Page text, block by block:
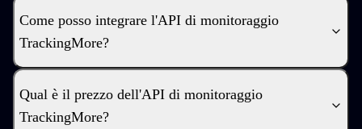
Come posso integrare l'API di monitoraggio
TrackingMore?
Qual è il prezzo dell'API di monitoraggio
TrackingMore?